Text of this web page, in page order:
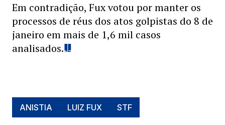
Em contradição, Fux votou por manter os
processos de réus dos atos golpistas do 8 de
janeiro em mais de 1,6 mil casos
analisados.
ANISTIA LUIZ FUX STF